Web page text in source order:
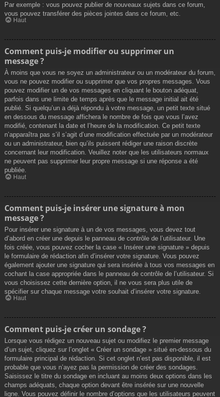
Par exemple : vous pouvez publier de nouveaux sujets dans ce forum,
vous pouvez transférer des pièces jointes dans ce forum, etc.
Haut
Comment puis-je modifier ou supprimer un
message ?
À moins que vous ne soyez un administrateur ou un modérateur du forum,
vous ne pouvez modifier ou supprimer que vos propres messages. Vous
pouvez modifier un de vos messages en cliquant le bouton adéquat,
parfois dans une limite de temps après que le message initial ait été
publié. Si quelqu’un a déjà répondu à votre message, un petit texte situé
en dessous du message affichera le nombre de fois que vous l’avez
modifié, contenant la date et l’heure de la modification. Ce petit texte
n’apparaîtra pas s’il s’agit d’une modification effectuée par un modérateur
ou un administrateur, bien qu’ils puissent rédiger une raison discrète
concernant leur modification. Veuillez noter que les utilisateurs normaux
ne peuvent pas supprimer leur propre message si une réponse a été
publiée.
Haut
Comment puis-je insérer une signature à mon
message ?
Pour insérer une signature à un de vos messages, vous devez tout
d’abord en créer une depuis le panneau de contrôle de l’utilisateur. Une
fois créée, vous pouvez cocher la case « Insérer une signature » depuis
le formulaire de rédaction afin d’insérer votre signature. Vous pouvez
également ajouter une signature qui sera insérée à tous vos messages en
cochant la case appropriée dans le panneau de contrôle de l’utilisateur. Si
vous choisissez cette dernière option, il ne vous sera plus utile de
spécifier sur chaque message votre souhait d’insérer votre signature.
Haut
Comment puis-je créer un sondage ?
Lorsque vous rédigez un nouveau sujet ou modifiez le premier message
d’un sujet, cliquez sur l’onglet « Créer un sondage » situé en-dessous du
formulaire principal de rédaction. Si cet onglet n’est pas disponible, il est
probable que vous n’ayez pas la permission de créer des sondages.
Saisissez le titre du sondage en incluant au moins deux options dans les
champs adéquats, chaque option devant être insérée sur une nouvelle
ligne. Vous pouvez définir le nombre d’options que les utilisateurs peuvent